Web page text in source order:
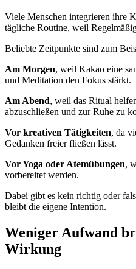
Viele Menschen integrieren ihre
tägliche Routine, weil
Beliebte Zeitpunkte sind zum
Am Morgen, weil Kakao eine
und Meditation den Fokus stärkt.
Am Abend, weil das Ritual
abzuschließen und zur Ruhe zu
Vor kreativen Tätigkeiten, da
Gedanken freier fließen lässt.
Vor Yoga oder Atemübungen,
vorbereitet werden.
Dabei gibt es kein richtig oder
bleibt die eigene Intention.
Weniger Aufwand
Wirkung